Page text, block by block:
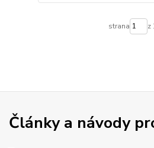
strana z
Články a návody